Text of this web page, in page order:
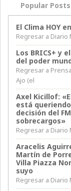
Popular Posts
El Clima HOY
Regresar a Diario
Los BRICS+ y
del poder
Regresar a
Ajo (el
Axel Kicillof:
está
decisión del
sobrecargos»
Regresar a Diario
Aracelis
Martín de
Villa Piazza
suyo
Regresar a Diario